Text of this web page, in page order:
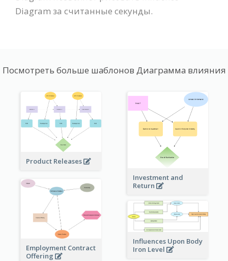
Diagram за считанные секунды.
Посмотреть больше шаблонов Диаграмма влияния
Product Releases
Investment and
Return
Employment Contract
Offering
Influences Upon Body
Iron Level